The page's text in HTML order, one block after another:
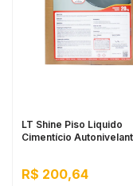
LT Shine Piso Liquido
Cimentício
R$ 200,64